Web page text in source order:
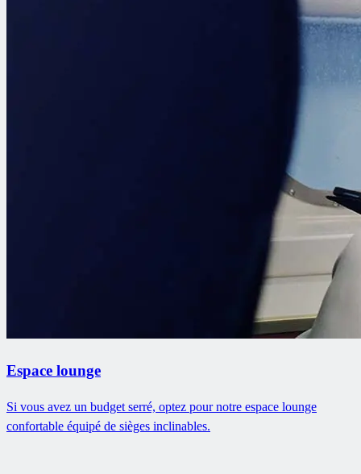
Espace lounge
Si vous avez un budget serré, optez pour notre espace lounge
confortable équipé de sièges inclinables.